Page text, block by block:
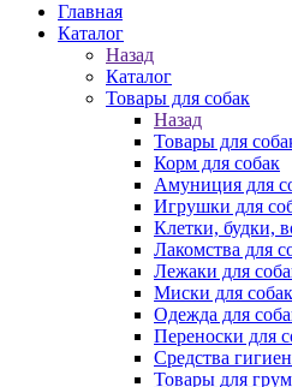
Главная
Каталог
Назад
Каталог
Товары для собак
Назад
Товары для
Корм для собак
Амуниция для
Игрушки для
Клетки, будки,
Лакомства для
Лежаки для
Миски для собак
Одежда для
Переноски для
Средства
Товары для